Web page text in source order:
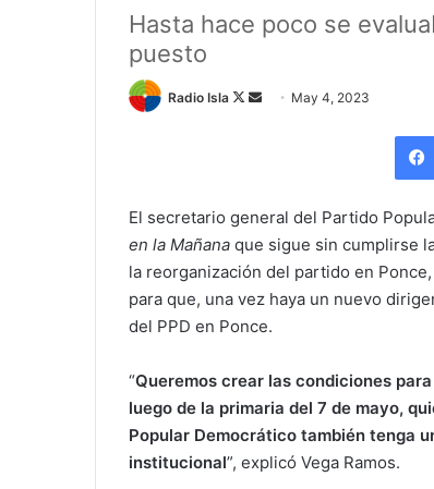
Hasta hace poco se
puesto
Radio Isla
Follow
Send May 4, 2023
El secretario general del Partido
en la Mañana que sigue sin cumplirse
la reorganización del partido en
para que, una vez haya un nuevo
del PPD en Ponce.
“Queremos crear las condiciones
luego de la primaria del 7 de mayo,
Popular Democrático también tenga
institucional”, explicó Vega Ramos.